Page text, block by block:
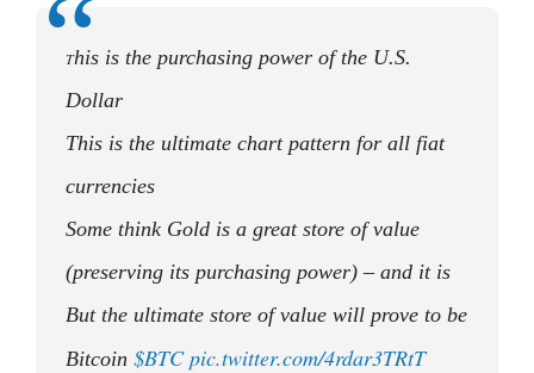
This is the purchasing power of the U.S.
Dollar
This is the ultimate chart pattern for all fiat
currencies
Some think Gold is a great store of value
(preserving its purchasing power) – and it is
But the ultimate store of value will prove to be
Bitcoin $BTC pic.twitter.com/4rdar3TRtT